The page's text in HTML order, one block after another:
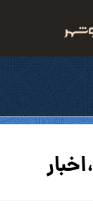
،اخبار